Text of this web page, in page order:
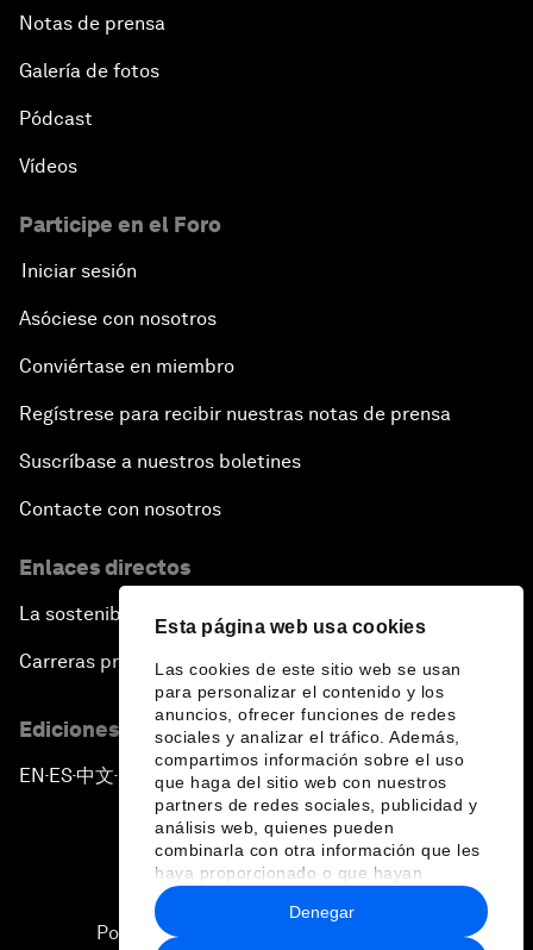
Esta página web usa cookies
Las cookies de este sitio web se usan
para personalizar el contenido y los
anuncios, ofrecer funciones de redes
sociales y analizar el tráfico. Además,
compartimos información sobre el uso
que haga del sitio web con nuestros
partners de redes sociales, publicidad y
análisis web, quienes pueden
combinarla con otra información que les
haya proporcionado o que hayan
recopilado a partir del uso que haya
hecho de sus servicios.
Denegar
Notas de prensa
Galería de fotos
Pódcast
Vídeos
Participe en el Foro
Iniciar sesión
Asóciese con nosotros
Conviértase en miembro
Regístrese para recibir nuestras notas de prensa
Suscríbase a nuestros boletines
Contacte con nosotros
Enlaces directos
La sostenibilidad en el Foro
Carreras profesionales
Ediciones en otros idiomas
EN ▪ ES▪中文▪ 日本語
Política de privacidad y normas de uso